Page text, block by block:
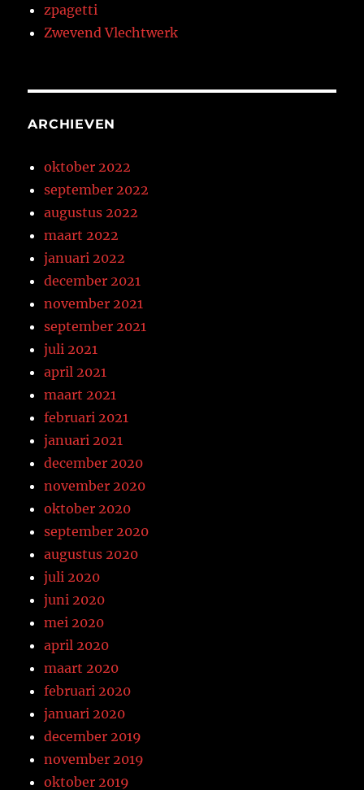
zpagetti
Zwevend Vlechtwerk
ARCHIEVEN
oktober 2022
september 2022
augustus 2022
maart 2022
januari 2022
december 2021
november 2021
september 2021
juli 2021
april 2021
maart 2021
februari 2021
januari 2021
december 2020
november 2020
oktober 2020
september 2020
augustus 2020
juli 2020
juni 2020
mei 2020
april 2020
maart 2020
februari 2020
januari 2020
december 2019
november 2019
oktober 2019